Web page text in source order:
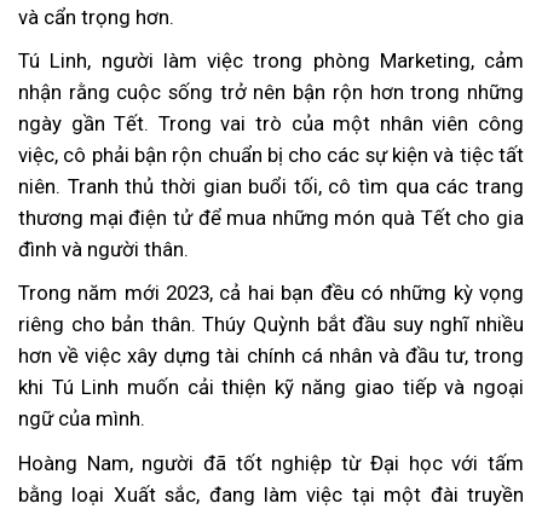
và cẩn trọng hơn.
Tú Linh, người làm việc trong phòng Marketing, cảm
nhận rằng cuộc sống trở nên bận rộn hơn trong những
ngày gần Tết. Trong vai trò của một nhân viên công
việc, cô phải bận rộn chuẩn bị cho các sự kiện và tiệc tất
niên. Tranh thủ thời gian buổi tối, cô tìm qua các trang
thương mại điện tử để mua những món quà Tết cho gia
đình và người thân.
Trong năm mới 2023, cả hai bạn đều có những kỳ vọng
riêng cho bản thân. Thúy Quỳnh bắt đầu suy nghĩ nhiều
hơn về việc xây dựng tài chính cá nhân và đầu tư, trong
khi Tú Linh muốn cải thiện kỹ năng giao tiếp và ngoại
ngữ của mình.
Hoàng Nam, người đã tốt nghiệp từ Đại học với tấm
bằng loại Xuất sắc, đang làm việc tại một đài truyền